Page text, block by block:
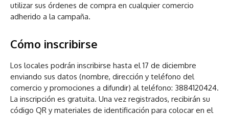
utilizar sus órdenes de compra en cualquier comercio
adherido a la campaña.
Cómo inscribirse
Los locales podrán inscribirse hasta el 17 de diciembre
enviando sus datos (nombre, dirección y teléfono del
comercio y promociones a difundir) al teléfono: 3884120424.
La inscripción es gratuita. Una vez registrados, recibirán su
código QR y materiales de identificación para colocar en el